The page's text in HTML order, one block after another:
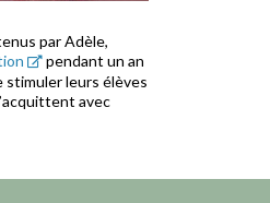
par Adèle,
pendant un an
stimuler leurs élèves
avec